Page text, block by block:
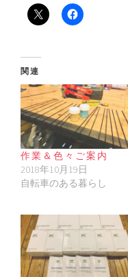
関連
作業＆色々ご案内
2018年10月19日
自転車のある暮らし